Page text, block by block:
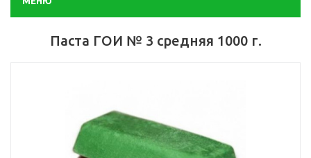
Паста ГОИ № 3 средняя 1000 г.